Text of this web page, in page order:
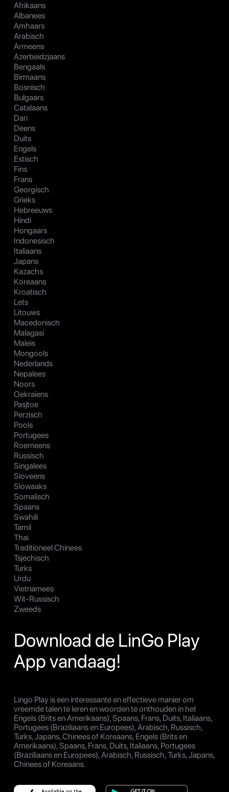
Afrikaans
Albanees
Amhaars
Arabisch
Armeens
Azerbeidzjaans
Bengaals
Birmaans
Bosnisch
Bulgaars
Catalaans
Dari
Deens
Duits
Engels
Estisch
Fins
Frans
Georgisch
Grieks
Hebreeuws
Hindi
Hongaars
Indonesisch
Italiaans
Japans
Kazachs
Koreaans
Kroatisch
Lets
Litouws
Macedonisch
Malagasi
Maleis
Mongools
Nederlands
Nepalees
Noors
Oekraïens
Pasjtoe
Perzisch
Pools
Portugees
Roemeens
Russisch
Singalees
Sloveens
Slowaaks
Somalisch
Spaans
Swahili
Tamil
Thai
Traditioneel Chinees
Tsjechisch
Turks
Urdu
Vietnamees
Wit-Russisch
Zweeds
Download de LinGo Play
App vandaag!
Lingo Play is een interessante en effectieve manier om
vreemde talen te leren en woorden te onthouden in het
Engels (Brits en Amerikaans), Spaans, Frans, Duits, Italiaans,
Portugees (Braziliaans en Europees), Arabisch, Russisch,
Turks, Japans, Chinees of Koreaans, Engels (Brits en
Amerikaans), Spaans, Frans, Duits, Italiaans, Portugees
(Braziliaans en Europees), Arabisch, Russisch, Turks, Japans,
Chinees of Koreaans.